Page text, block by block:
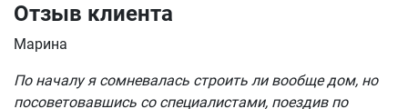
Отзыв клиента
Марина
По началу я сомневалась строить ли вообще дом, но
посоветовавшись со специалистами, поездив по